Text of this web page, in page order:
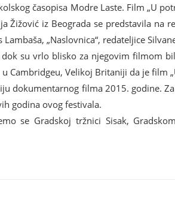
časopisa Modre Laste. Film „U
iz Beograda se predstavila na
„Naslovnica“, redateljice
su vrlo blisko za njegovim filmom
Cambridgeu, Velikoj Britaniji da je film
dokumentarnog filma 2015. godine.
godina ovog festivala.
se Gradskoj tržnici Sisak,